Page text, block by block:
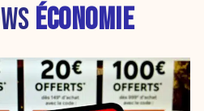
ÉCONOMIE